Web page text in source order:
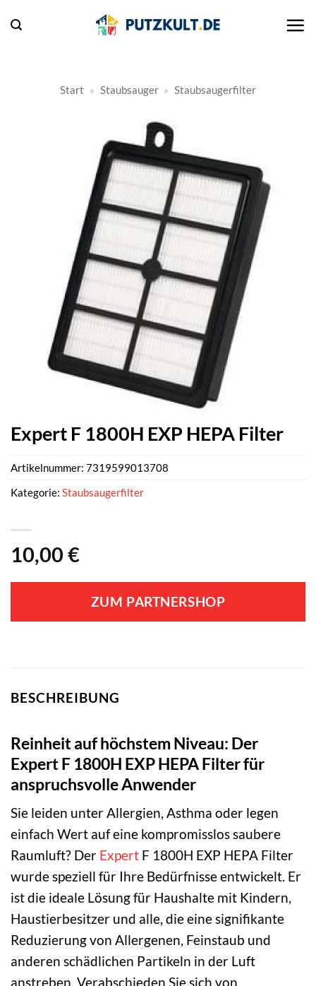
Inhalt
Start » Staubsauger » Staubsaugerfilter
Expert F 1800H EXP HEPA Filter
10,00 €
ZUM PARTNERSHOP
Artikelnummer: 7319599013708
Kategorie: Staubsaugerfilter
BESCHREIBUNG
Reinheit auf höchstem Niveau: Der
Expert F 1800H EXP HEPA Filter für
anspruchsvolle Anwender
Sie leiden unter Allergien, Asthma oder legen
einfach Wert auf eine kompromisslos saubere
Raumluft? Der Expert F 1800H EXP HEPA Filter
wurde speziell für Ihre Bedürfnisse entwickelt. Er
ist die ideale Lösung für Haushalte mit Kindern,
Haustierbesitzer und alle, die eine signifikante
Reduzierung von Allergenen, Feinstaub und
anderen schädlichen Partikeln in der Luft
anstreben. Verabschieden Sie sich von